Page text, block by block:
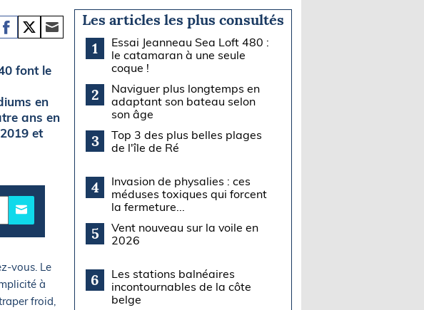
font le
en
ans en
et
vous. Le
à
froid,
Les articles les plus consultés
1
Essai Jeanneau Sea Loft 480 :
le catamaran à une seule
coque !
2
Naviguer plus longtemps en
adaptant son bateau selon
son âge
3
Top 3 des plus belles plages
de l'île de Ré
4
Invasion de physalies : ces
méduses toxiques qui forcent
la fermeture...
5
Vent nouveau sur la voile en
2026
6
Les stations balnéaires
incontournables de la côte
belge